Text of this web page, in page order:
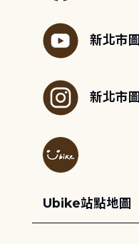
新北市
新北市
Ubike站點地圖